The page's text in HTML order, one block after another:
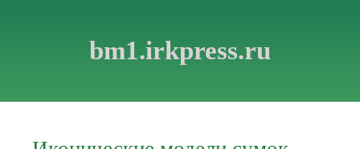
bm1.irkpress.ru